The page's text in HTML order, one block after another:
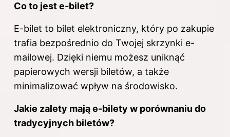
Co to jest e-bilet?
E-bilet to bilet elektroniczny, który po zakupie
trafia bezpośrednio do Twojej skrzynki e-
mailowej. Dzięki niemu możesz uniknąć
papierowych wersji biletów, a także
minimalizować wpływ na środowisko.
Jakie zalety mają e-bilety w porównaniu do
tradycyjnych biletów?